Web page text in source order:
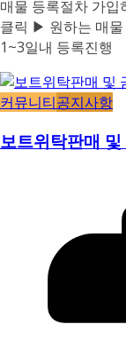
매물 등록절차 가
클릭 ▶ 원하는 매
1~3일내 등록진행
커뮤니티공지사항
보트위탁판매